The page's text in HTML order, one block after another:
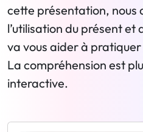
cette présentation, nous
l’utilisation du présent et
va vous aider à pratiquer
La compréhension est
interactive.